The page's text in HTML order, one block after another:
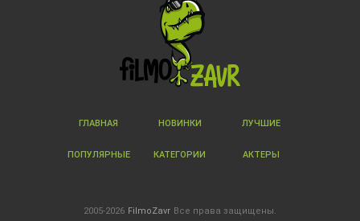
ГЛАВНАЯ НОВИНКИ ЛУЧШИЕ
ПОПУЛЯРНЫЕ КАТЕГОРИИ АКТЕРЫ
2005-2026 FilmoZavr Все права защищены.